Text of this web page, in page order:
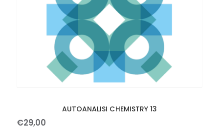
AUTOANALISI CHEMISTRY 13
€29,00